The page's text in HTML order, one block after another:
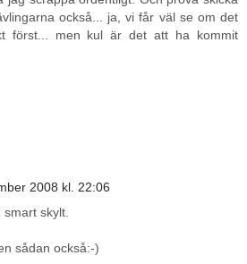
också... ja, vi får väl se om det
först... men kul är det att ha kommit
2008 kl. 22:06
skylt.
sådan också:-)